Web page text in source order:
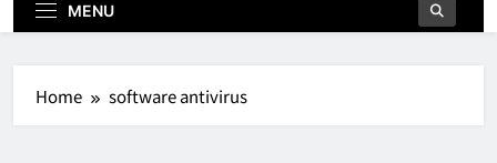
MENU
Home software antivirus